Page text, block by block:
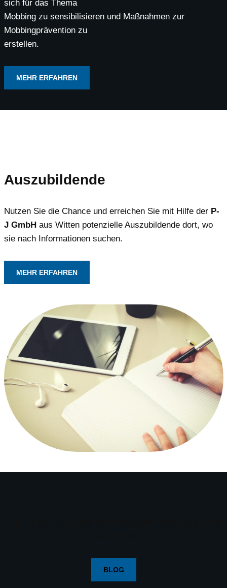
sich für das Thema
Mobbing zu sensibilisieren und Maßnahmen zur
Mobbingprävention zu
erstellen.
MEHR ERFAHREN
Auszubildende
Nutzen Sie die Chance und erreichen Sie mit Hilfe der P-
J GmbH aus Witten potenzielle Auszubildende dort, wo
sie nach Informationen suchen.
MEHR ERFAHREN
BLOG